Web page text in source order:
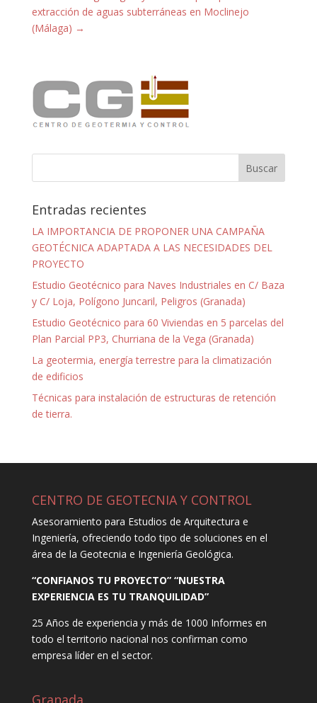
extracción de aguas subterráneas en Moclinejo
(Málaga) →
Entradas recientes
LA IMPORTANCIA DE PROPONER UNA CAMPAÑA
GEOTÉCNICA ADAPTADA A LAS NECESIDADES DEL
PROYECTO
Estudio Geotécnico para Naves Industriales en C/ Baza
y C/ Loja, Polígono Juncaril, Peligros (Granada)
Estudio Geotécnico para 60 Viviendas en 5 parcelas del
Plan Parcial PP3, Churriana de la Vega (Granada)
La geotermia, energía terrestre para la climatización
de edificios
Técnicas para instalación de estructuras de retención
de tierra.
CENTRO DE GEOTECNIA Y CONTROL
Asesoramiento para Estudios de Arquitectura e
Ingeniería, ofreciendo todo tipo de soluciones en el
área de la Geotecnia e Ingeniería Geológica.
“CONFIANOS TU PROYECTO” “NUESTRA
EXPERIENCIA ES TU TRANQUILIDAD”
25 Años de experiencia y más de 1000 Informes en
todo el territorio nacional nos confirman como
empresa líder en el sector.
Granada